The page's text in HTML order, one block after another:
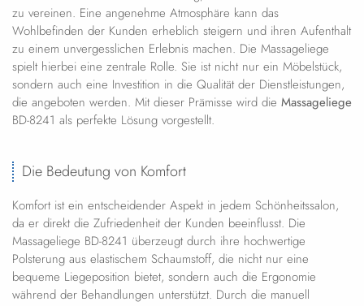
zu vereinen. Eine angenehme Atmosphäre kann das
Wohlbefinden der Kunden erheblich steigern und ihren Aufenthalt
zu einem unvergesslichen Erlebnis machen. Die Massageliege
spielt hierbei eine zentrale Rolle. Sie ist nicht nur ein Möbelstück,
sondern auch eine Investition in die Qualität der Dienstleistungen,
die angeboten werden. Mit dieser Prämisse wird die Massageliege
BD-8241 als perfekte Lösung vorgestellt.
Die Bedeutung von Komfort
Komfort ist ein entscheidender Aspekt in jedem Schönheitssalon,
da er direkt die Zufriedenheit der Kunden beeinflusst. Die
Massageliege BD-8241 überzeugt durch ihre hochwertige
Polsterung aus elastischem Schaumstoff, die nicht nur eine
bequeme Liegeposition bietet, sondern auch die Ergonomie
während der Behandlungen unterstützt. Durch die manuell